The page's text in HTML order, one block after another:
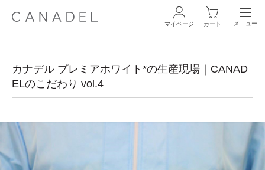
商品一覧
マイページ カート メニュー
カナデル プレミアホワイト*の生産現場｜CANAD
ELのこだわり vol.4